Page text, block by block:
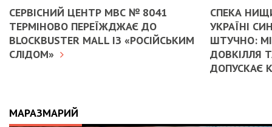
СЕРВІСНИЙ ЦЕНТР МВС № 8041
ТЕРМІНОВО ПЕРЕЇЖДЖАЄ ДО
BLOCKBUSTER MALL ІЗ «РОСІЙСЬКИМ
СЛІДОМ»
СПЕКА
УКРАЇНІ
ШТУЧНО:
ДОВКІЛЛЯ
ДОПУСКАЄ
МАРАЗМАРИЙ